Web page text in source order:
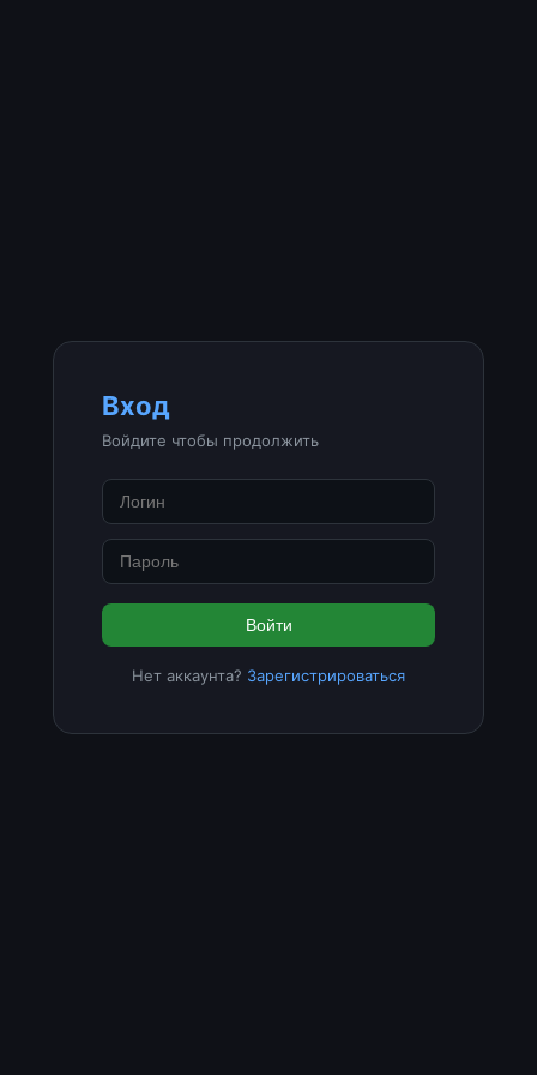
Вход
Войдите чтобы продолжить
Войти
Нет аккаунта? Зарегистрироваться